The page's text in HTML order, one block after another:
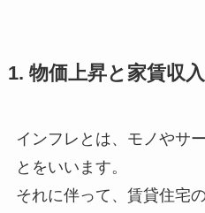
1. 物価上昇と家賃収
インフレとは、モノやサ
とをいいます。
それに伴って、賃貸住宅